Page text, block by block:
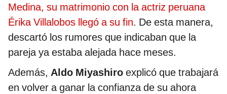
Medina, su matrimonio con la actriz peruana
Érika Villalobos llegó a su fin. De esta manera,
descartó los rumores que indicaban que la
pareja ya estaba alejada hace meses.
Además, Aldo Miyashiro explicó que trabajará
en volver a ganar la confianza de su ahora